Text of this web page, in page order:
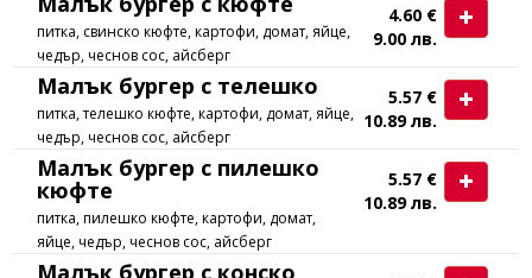
питка, свинско кюфте, картофи, домат, яйце,
чедър, чеснов сос, айсберг
4.60 €
9.00 лв.
Малък бургер с телешко
питка, телешко кюфте, картофи, домат, яйце,
чедър, чеснов сос, айсберг
5.57 €
10.89 лв.
Малък бургер с пилешко
кюфте
питка, пилешко кюфте, картофи, домат,
яйце, чедър, чеснов сос, айсберг
5.57 €
10.89 лв.
Малък бургер с конско